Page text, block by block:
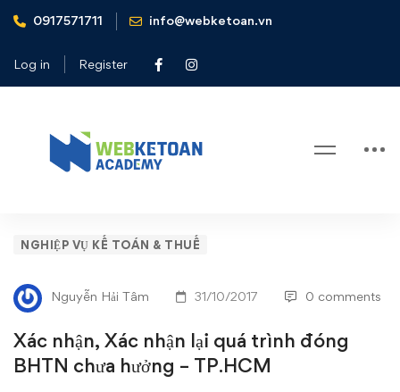
0917571711 info@webketoan.vn
Log in Register
Home
Nghiệp vụ Kế toán & Thuế
TP.HCM
Xác
nhận,
Xác
nhận
NGHIỆP VỤ KẾ TOÁN & THUẾ
Nguyễn Hải Tâm 31/10/2017 0 comments
Xác nhận, Xác nhận lại quá trình đóng
BHTN chưa hưởng – TP.HCM